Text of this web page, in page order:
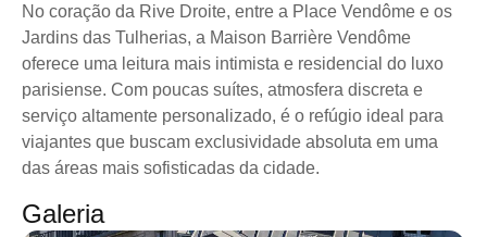
No coração da Rive Droite, entre a Place Vendôme e os
Jardins das Tulherias, a Maison Barrière Vendôme
oferece uma leitura mais intimista e residencial do luxo
parisiense. Com poucas suítes, atmosfera discreta e
serviço altamente personalizado, é o refúgio ideal para
viajantes que buscam exclusividade absoluta em uma
das áreas mais sofisticadas da cidade.
Galeria